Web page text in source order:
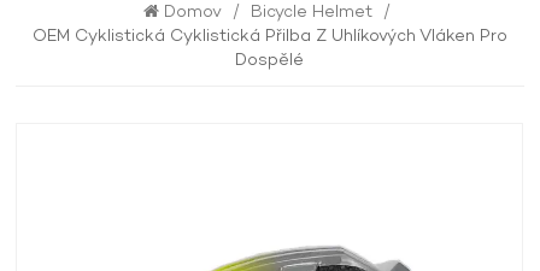
Domov / Bicycle Helmet /
OEM Cyklistická Cyklistická Přilba Z Uhlíkových Vláken Pro
Dospělé